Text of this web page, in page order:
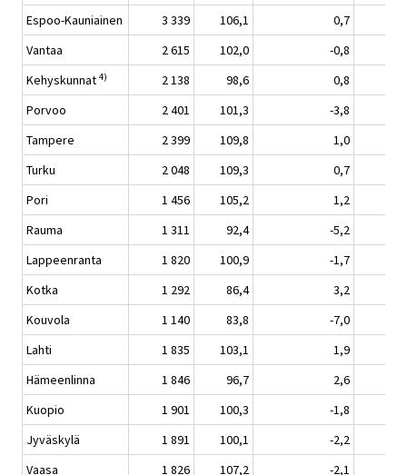
Espoo-Kauniainen
3 339 106,1
0,7
Vantaa
2 615 102,0
-0,8
Kehyskunnat 4) 2 138 98,6
0,8
Porvoo
2 401 101,3
-3,8
Tampere
2 399 109,8
1,0
Turku
2 048 109,3
0,7
Pori
1 456 105,2
1,2
Rauma
1 311 92,4
-5,2
Lappeenranta
1 820 100,9
-1,7
Kotka
1 292 86,4
3,2
Kouvola
1 140 83,8
-7,0
Lahti
1 835 103,1
1,9
Hämeenlinna
1 846 96,7
2,6
Kuopio
1 901 100,3
-1,8
Jyväskylä
1 891 100,1
-2,2
Vaasa
1 826 107,2 -2,1